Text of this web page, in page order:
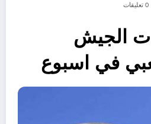
0 تعليقات
الجيش
في اسبوع